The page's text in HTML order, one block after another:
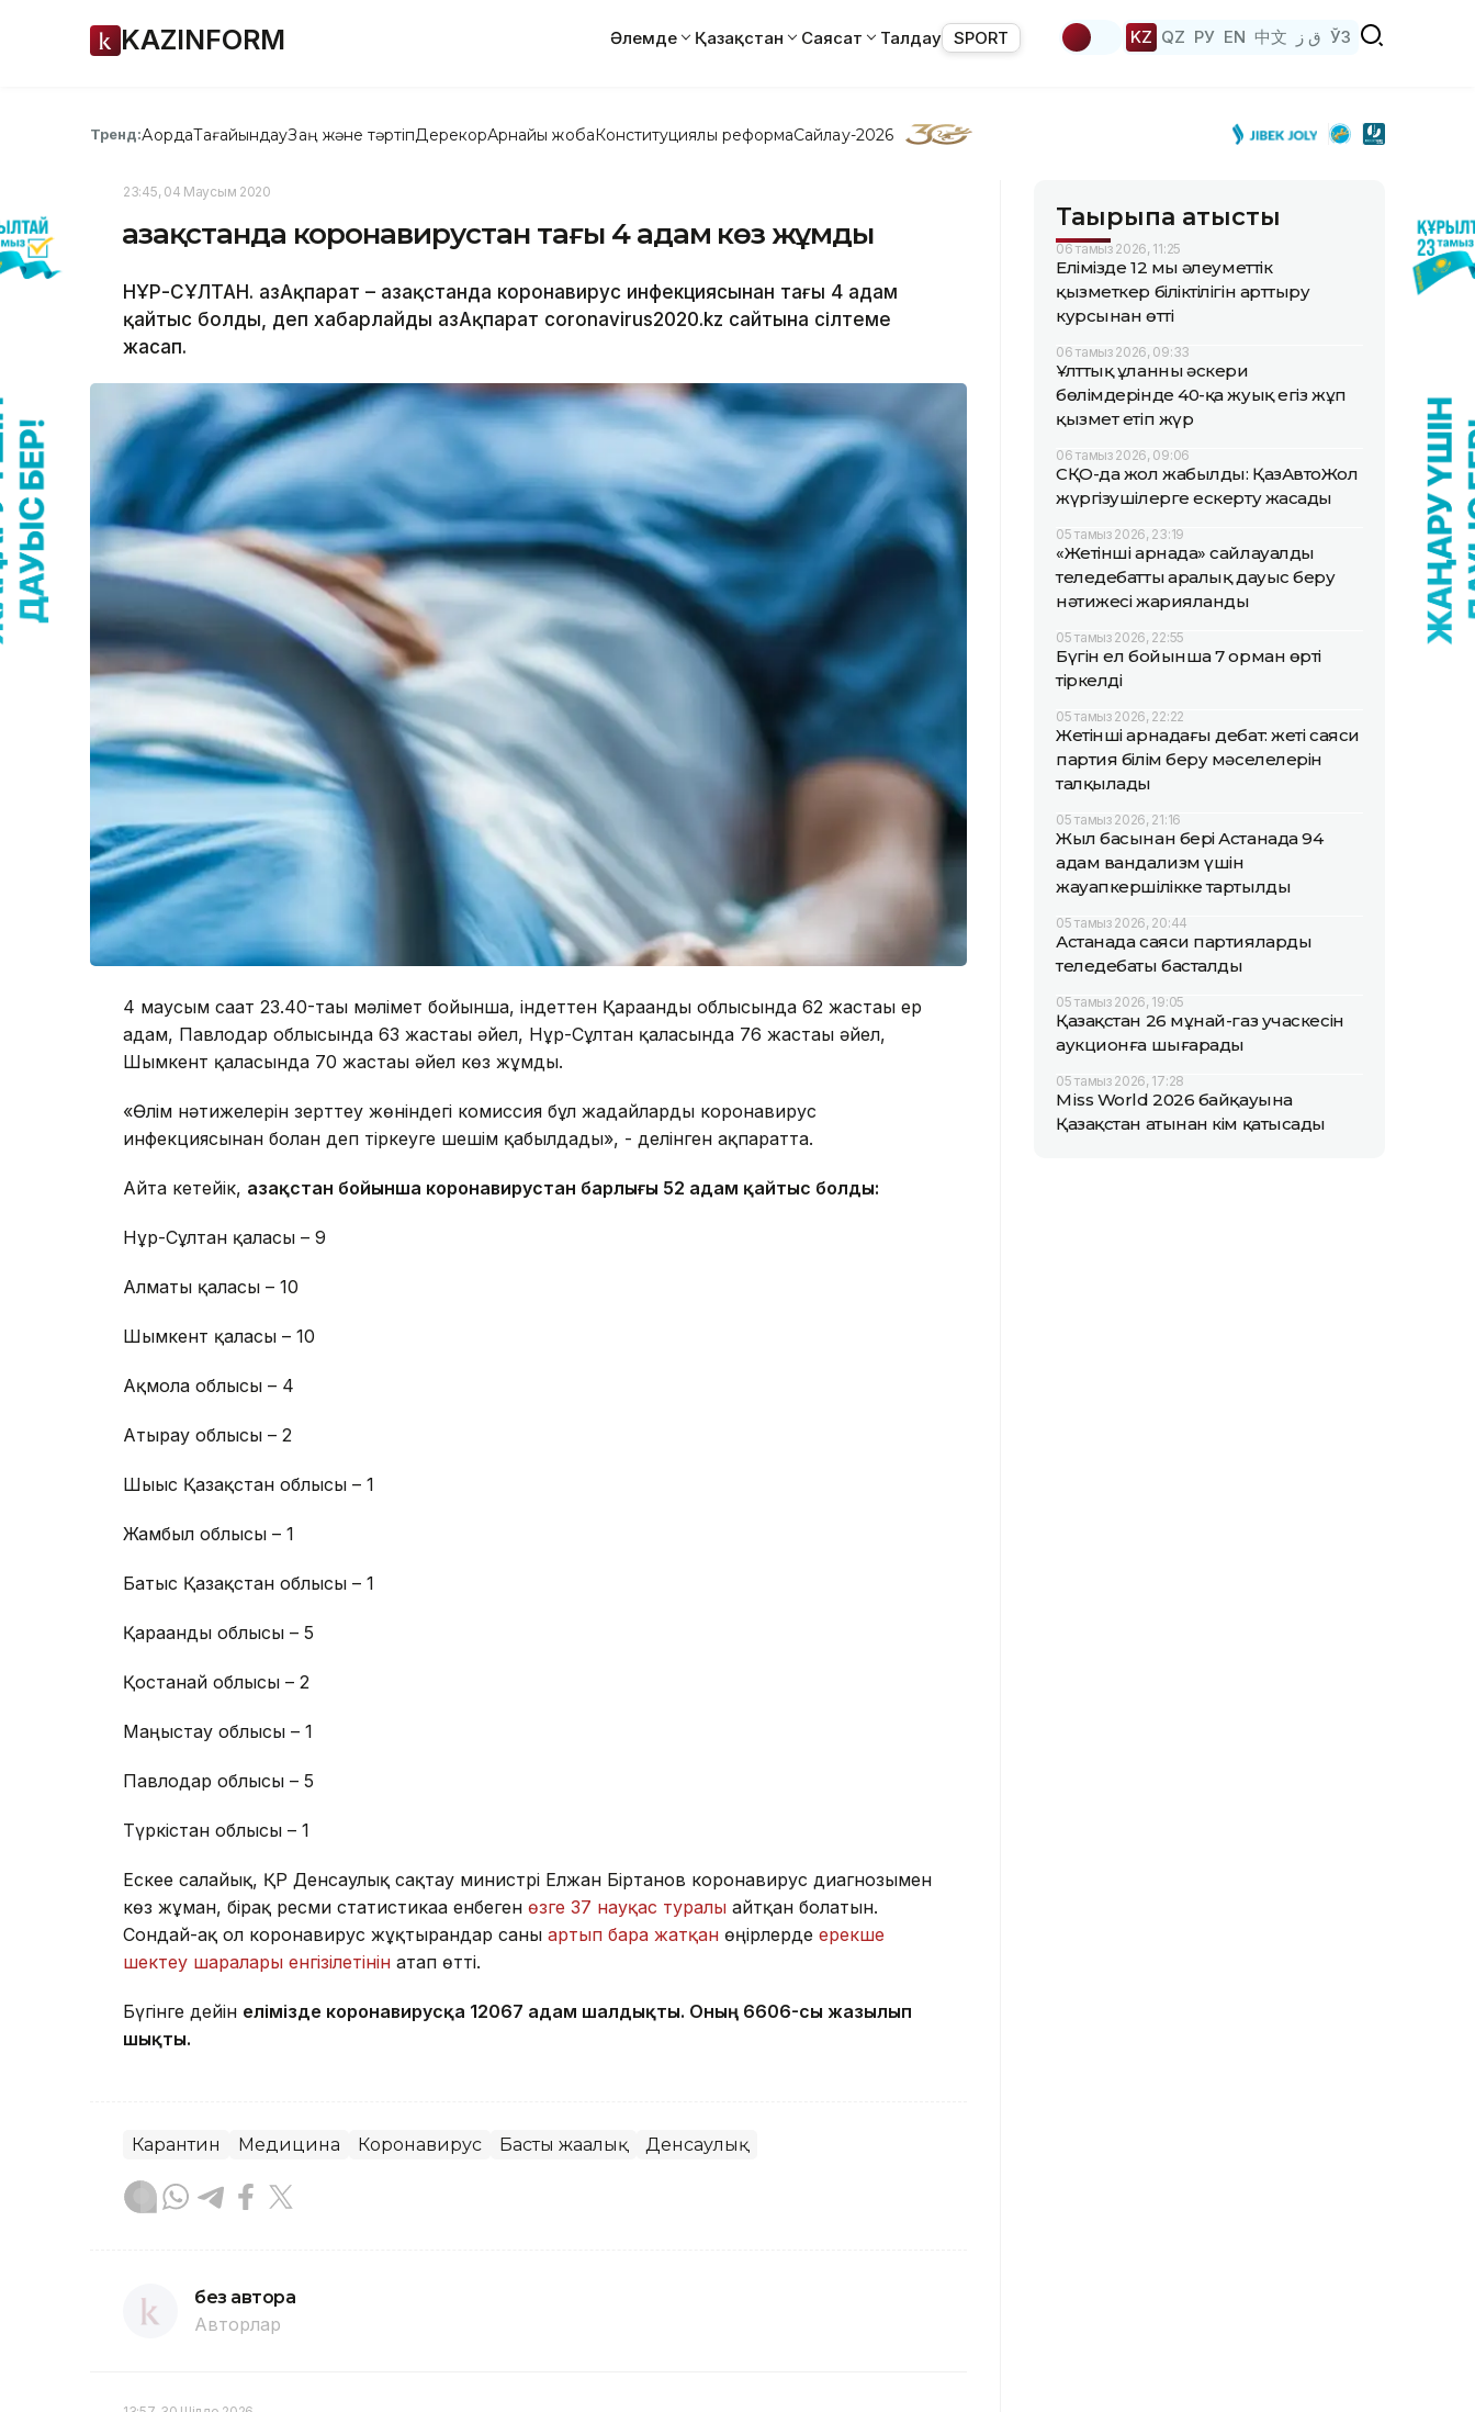
KAZINFORM Әлемде Қазақстан Саясат Талдау SPORT KZ QZ РУ EN 中文 ق ز ЎЗ
Тренд:АқордаТағайындауЗаң және тәртіпДерекқорАрнайы жобаКонституциялық реформаСайлау-2026
23:45, 04 Маусым 2020
Қазақстанда коронавирустан тағы 4 адам көз жұмды
НҰР-СҰЛТАН. ҚазАқпарат – Қазақстанда коронавирус инфекциясынан тағы 4 адам
қайтыс болды, деп хабарлайды ҚазАқпарат coronavirus2020.kz сайтына сілтеме
жасап.
4 маусым сағат 23.40-тағы мәлімет бойынша, індеттен Қарағанды облысында 62 жастағы ер
адам, Павлодар облысында 63 жастағы әйел, Нұр-Сұлтан қаласында 76 жастағы әйел,
Шымкент қаласында 70 жастағы әйел көз жұмды.
«Өлім нәтижелерін зерттеу жөніндегі комиссия бұл жағдайларды коронавирус
инфекциясынан болған деп тіркеуге шешім қабылдады», - делінген ақпаратта.
Айта кетейік, Қазақстан бойынша коронавирустан барлығы 52 адам қайтыс болды:
Нұр-Сұлтан қаласы – 9
Алматы қаласы – 10
Шымкент қаласы – 10
Ақмола облысы – 4
Атырау облысы – 2
Шығыс Қазақстан облысы – 1
Жамбыл облысы – 1
Батыс Қазақстан облысы – 1
Қарағанды облысы – 5
Қостанай облысы – 2
Маңғыстау облысы – 1
Павлодар облысы – 5
Түркістан облысы – 1
Ескее салайық, ҚР Денсаулық сақтау министрі Елжан Біртанов коронавирус диагнозымен
көз жұмған, бірақ ресми статистикаға енбеген өзге 37 науқас туралы айтқан болатын.
Сондай-ақ ол коронавирус жұқтырғандар саны артып бара жатқан өңірлерде ерекше
шектеу шаралары енгізілетінін атап өтті.
Бүгінге дейін елімізде коронавирусқа 12067 адам шалдықты. Оның 6606-сы жазылып
шықты.
Карантин Медицина Коронавирус Басты жаңалық Денсаулық
без автора
Авторлар
Тақырыпқа қатысты
06 тамыз 2026, 11:25
Елімізде 12 мың әлеуметтік
қызметкер біліктілігін арттыру
курсынан өтті
06 тамыз 2026, 09:33
Ұлттық ұланның әскери
бөлімдерінде 40-қа жуық егіз жұп
қызмет етіп жүр
06 тамыз 2026, 09:06
СҚО-да жол жабылды: ҚазАвтоЖол
жүргізушілерге ескерту жасады
05 тамыз 2026, 23:19
«Жетінші арнада» сайлауалды
теледебаттың аралық дауыс беру
нәтижесі жарияланды
05 тамыз 2026, 22:55
Бүгін ел бойынша 7 орман өрті
тіркелді
05 тамыз 2026, 22:22
Жетінші арнадағы дебат: жеті саяси
партия білім беру мәселелерін
талқылады
05 тамыз 2026, 21:16
Жыл басынан бері Астанада 94
адам вандализм үшін
жауапкершілікке тартылды
05 тамыз 2026, 20:44
Астанада саяси партиялардың
теледебаты басталды
05 тамыз 2026, 19:05
Қазақстан 26 мұнай-газ учаскесін
аукционға шығарады
05 тамыз 2026, 17:28
Miss World 2026 байқауына
Қазақстан атынан кім қатысады